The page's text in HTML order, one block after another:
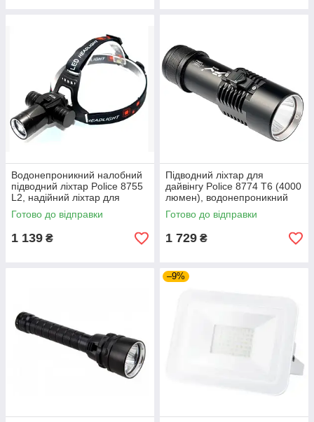
Водонепроникний налобний
підводний ліхтар Police 8755
L2, надійний ліхтар для
дайвінгу та підводного
полювання на діоді Cree L2
Готово до відправки
1 139 ₴
Підводний ліхтар для
дайвінгу Police 8774 T6 (4000
люмен), водонепроникний
глибоководний ліхтар,
чорний
Готово до відправки
1 729 ₴
–9%